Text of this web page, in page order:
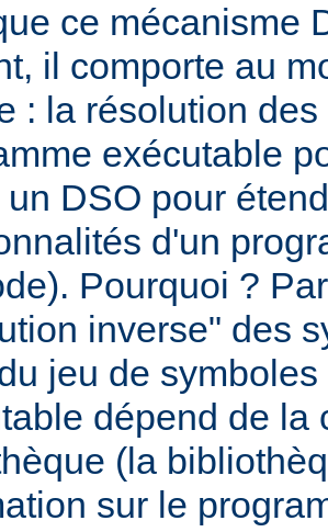
ce mécanisme
il comporte au
: la résolution
exécutable
DSO pour
d'un
Pourquoi ?
inverse" des
jeu de
dépend de la
(la
sur le